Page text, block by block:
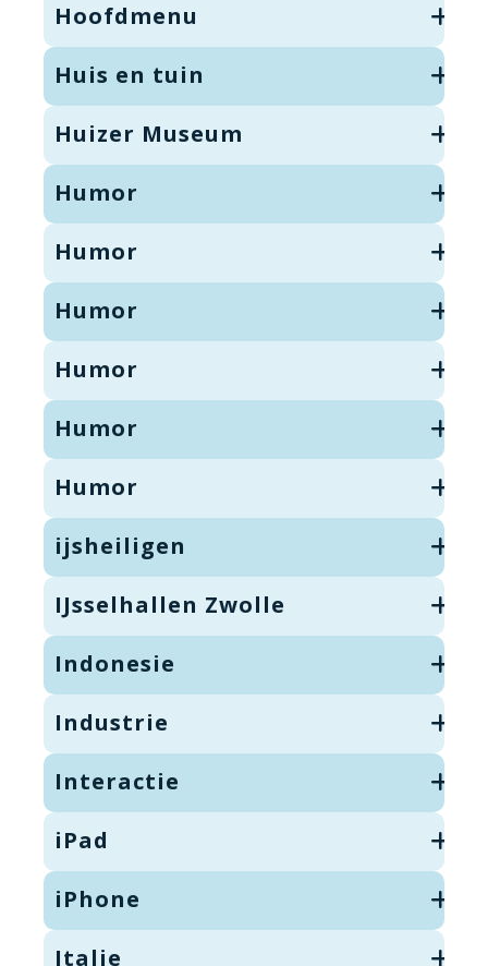
Hoofdmenu
Huis en tuin
Huizer Museum
Humor
Humor
Humor
Humor
Humor
Humor
ijsheiligen
IJsselhallen Zwolle
Indonesie
Industrie
Interactie
iPad
iPhone
Italie